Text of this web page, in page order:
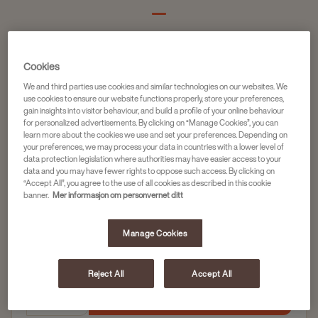
ILLY ESPRESSO CLASSICO - 2X3000G
Artikkelnr4056209
Floral og fruktig
Bønnetype: Ni typer arabicabønner
Brennegrad: Mørkbrent
2 938,00
Cookies
We and third parties use cookies and similar technologies on our websites. We
use cookies to ensure our website functions properly, store your preferences,
gain insights into visitor behaviour, and build a profile of your online behaviour
for personalized advertisements. By clicking on “Manage Cookies”, you can
learn more about the cookies we use and set your preferences. Depending on
your preferences, we may process your data in countries with a lower level of
data protection legislation where authorities may have easier access to your
data and you may have fewer rights to oppose such access. By clicking on
“Accept All”, you agree to the use of all cookies as described in this cookie
banner. Mer informasjon om personvernet ditt
Manage Cookies
Reject All Accept All